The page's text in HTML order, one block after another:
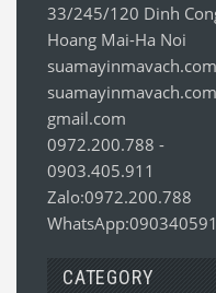
33/245/120 Dinh
Hoang Mai-Ha Noi
suamayinmavach.com
gmail.com
0972.200.788 -
0903.405.911
Zalo:0972.200.788
CATEGORY